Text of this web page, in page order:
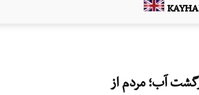
آب؛ مردم از